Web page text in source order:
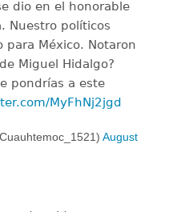
dio en el honorable
Nuestro políticos
México. Notaron
Miguel Hidalgo?
pondrías a este
MyFhNj2jgd
August